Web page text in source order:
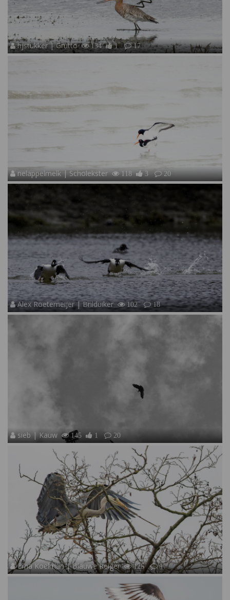
hjstukker | Grutto 134 1 17
nelappelmelk | Scholekster 118 3 20
Alex Roetemeijer | Brilduiker 102 18
sieb | Kauw 145 1 20
Erna Koelman | Blauwe Reiger 125 17